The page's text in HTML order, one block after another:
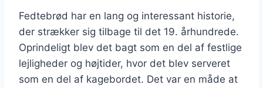
Fedtebrød har en lang og interessant historie,
der strækker sig tilbage til det 19. århundrede.
Oprindeligt blev det bagt som en del af festlige
lejligheder og højtider, hvor det blev serveret
som en del af kagebordet. Det var en måde at